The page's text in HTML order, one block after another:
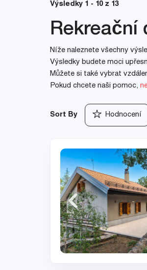
Výsledky 1 - 10 z 13
Rekreační
Níže naleznete všechny
Výsledky budete moci
Můžete si také vybrat
Pokud chcete naši pomoc,
Sort By Hodnocení